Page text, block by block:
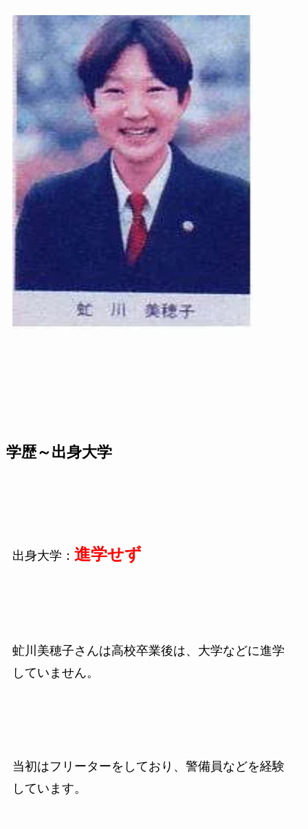
学歴～出身大学
出身大学： 進学せず
虻川美穂子さんは高校卒業後は、大学などに進学
していません。
当初はフリーターをしており、警備員などを経験
しています。